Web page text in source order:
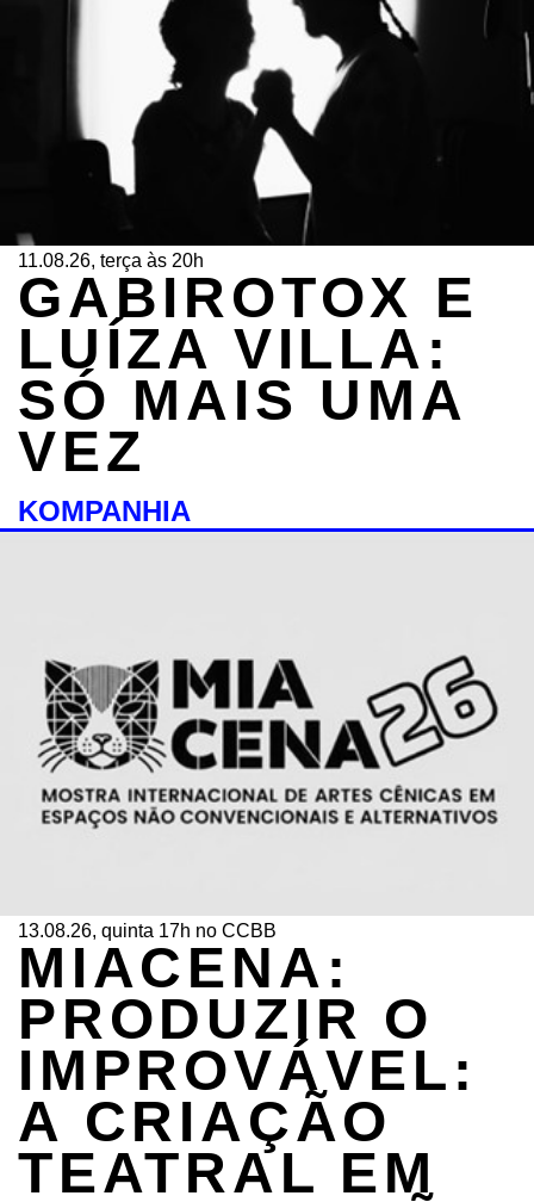
11.08.26, terça às 20h
GABIROTOX E
LUÍZA VILLA:
SÓ MAIS UMA
VEZ
KOMPANHIA
13.08.26, quinta 17h no CCBB
MIACENA:
PRODUZIR O
IMPROVÁVEL:
A CRIAÇÃO
TEATRAL EM